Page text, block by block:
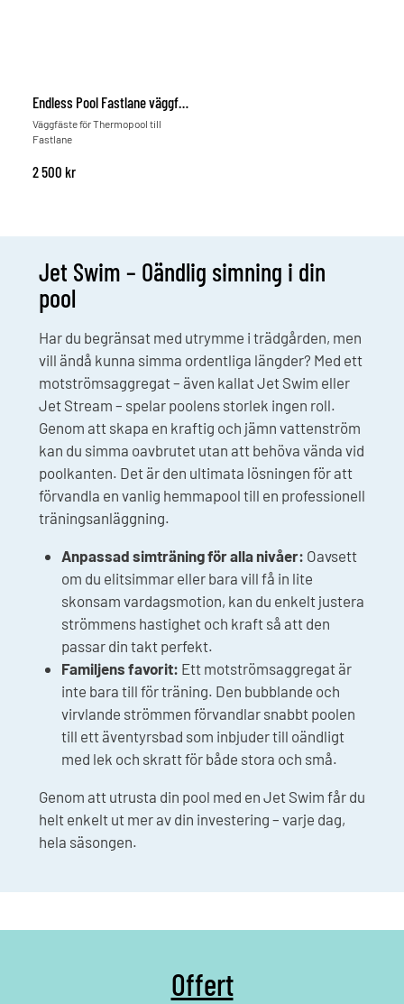
Jet Swim – Oändlig simning i din
pool
Har du begränsat med utrymme i trädgården, men
vill ändå kunna simma ordentliga längder? Med ett
motströmsaggregat – även kallat Jet Swim eller
Jet Stream – spelar poolens storlek ingen roll.
Genom att skapa en kraftig och jämn vattenström
kan du simma oavbrutet utan att behöva vända vid
poolkanten. Det är den ultimata lösningen för att
förvandla en vanlig hemmapool till en professionell
träningsanläggning.
Anpassad simträning för alla nivåer: Oavsett
om du elitsimmar eller bara vill få in lite
skonsam vardagsmotion, kan du enkelt justera
strömmens hastighet och kraft så att den
passar din takt perfekt.
Familjens favorit: Ett motströmsaggregat är
inte bara till för träning. Den bubblande och
virvlande strömmen förvandlar snabbt poolen
till ett äventyrsbad som inbjuder till oändligt
med lek och skratt för både stora och små.
Genom att utrusta din pool med en Jet Swim får du
helt enkelt ut mer av din investering – varje dag,
hela säsongen.
Endless Pool Fastlane väggfäste
Väggfäste för Thermopool till
Fastlane
2 500 kr
Offert